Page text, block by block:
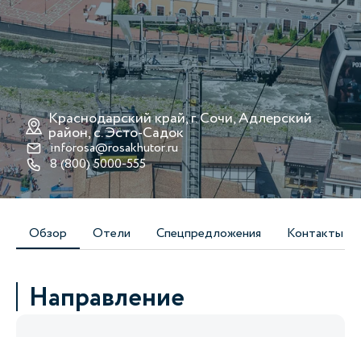
Краснодарский край, г. Сочи, Адлерский
район, с. Эсто-Cадок
inforosa@rosakhutor.ru
8 (800) 5000-555
Обзор Отели Спецпредложения Контакты
Направление